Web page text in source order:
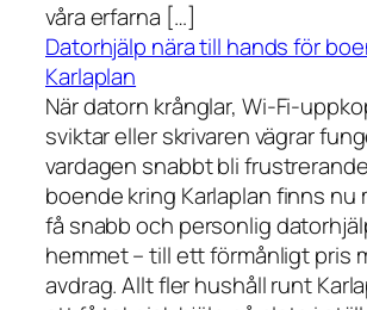
våra erfarna […]
Datorhjälp nära till hands för
Karlaplan
När datorn krånglar, Wi-Fi-
sviktar eller skrivaren vägrar
vardagen snabbt bli
boende kring Karlaplan finns
få snabb och personlig
hemmet – till ett förmånligt pris
avdrag. Allt fler hushåll runt